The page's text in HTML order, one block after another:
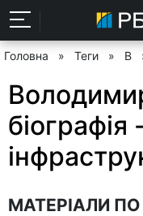
Головна » Теги » В
біографія
МАТЕРІАЛИ ПО